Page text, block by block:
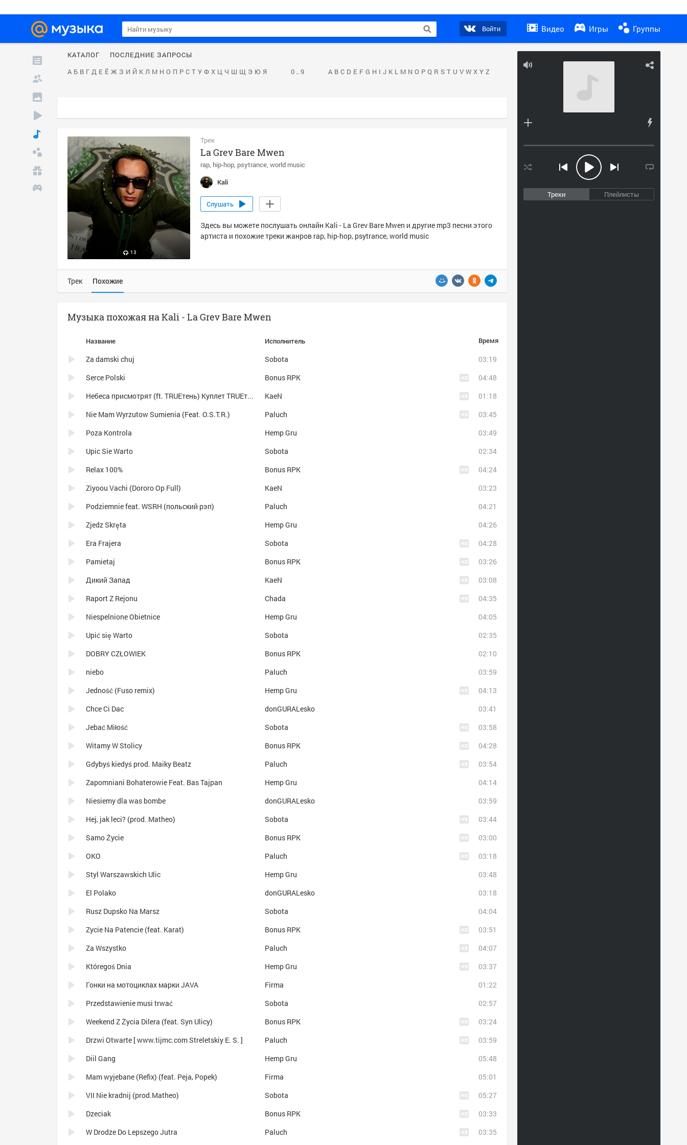
Войти Видео Игры Группы
Треки Плейлисты
КАТАЛОГ
ПОСЛЕДНИЕ ЗАПРОСЫ
А Б В Г Д Е Ё Ж З И Й К Л М Н О П Р С Т У Ф Х Ц Ч Ш Щ Э Ю Я 0 .. 9 A B C D E F G H I J K L M N O P Q R S T U V W X Y Z
13
Трек
La Grev Bare Mwen
rap hip-hop psytrance world music
Kali
Слушать
Здесь вы можете послушать онлайн Kali - La Grev Bare Mwen и другие mp3 песни этого
артиста и похожие треки жанров rap, hip-hop, psytrance, world music
Трек Похожие
Музыка похожая на Kali - La Grev Bare Mwen
Название Исполнитель Время
Za damski chuj Sobota
03:19
Serce Polski
Bonus RPK
04:48
Небеса присмотрят (ft. TRUEтень) Куплет TRUEтня
KaeN
01:18
Nie Mam Wyrzutow Sumienia (Feat. O.S.T.R.)
Paluch
03:45
Poza Kontrola
Hemp Gru
03:49
Upic Sie Warto
Sobota
02:34
Relax 100%
Bonus RPK
04:24
Ziyoou Vachi (Dororo Op Full)
KaeN
03:23
Podziemnie feat. WSRH (польский рэп)
Paluch
04:21
Zjedz Skręta
Hemp Gru
04:26
Era Frajera
Sobota
04:28
Pamietaj
Bonus RPK
03:26
Дикий Запад
KaeN
03:08
Raport Z Rejonu
Chada
04:35
Niespelnione Obietnice
Hemp Gru
04:05
Upić się Warto
Sobota
02:35
DOBRY CZŁOWIEK
Bonus RPK
02:10
niebo
Paluch
03:59
Jedność (Fuso remix)
Hemp Gru
04:13
Chce Ci Dac
donGURALesko
03:41
Jebać Miłość
Sobota
03:58
Witamy W Stolicy
Bonus RPK
04:28
Gdybyś kiedyś prod. Maiky Beatz
Paluch
03:54
Zapomniani Bohaterowie Feat. Bas Tajpan
Hemp Gru
04:14
Niesiemy dla was bombe
donGURALesko
03:59
Hej, jak leci? (prod. Matheo)
Sobota
03:44
Samo Życie
Bonus RPK
03:00
OKO
Paluch
03:18
Styl Warszawskich Ulic
Hemp Gru
03:48
El Polako
donGURALesko
03:18
Rusz Dupsko Na Marsz
Sobota
04:04
Zycie Na Patencie (feat. Karat)
Bonus RPK
03:51
Za Wszystko
Paluch
04:07
Któregoś Dnia
Hemp Gru
03:37
Гонки на мотоциклах марки JAVA
Firma
01:22
Przedstawienie musi trwać
Sobota
02:57
Weekend Z Życia Dilera (feat. Syn Ulicy)
Bonus RPK
03:24
Drzwi Otwarte [ www.tijmc.com Streletskiy E. S. ]
Paluch
03:59
Diil Gang
Hemp Gru
05:48
Mam wyjebane (Refix) (feat. Peja, Popek)
Firma
05:01
VII Nie kradnij (prod.Matheo)
Sobota
05:27
Dzeciak
Bonus RPK
03:33
W Drodze Do Lepszego Jutra
Paluch 03:35